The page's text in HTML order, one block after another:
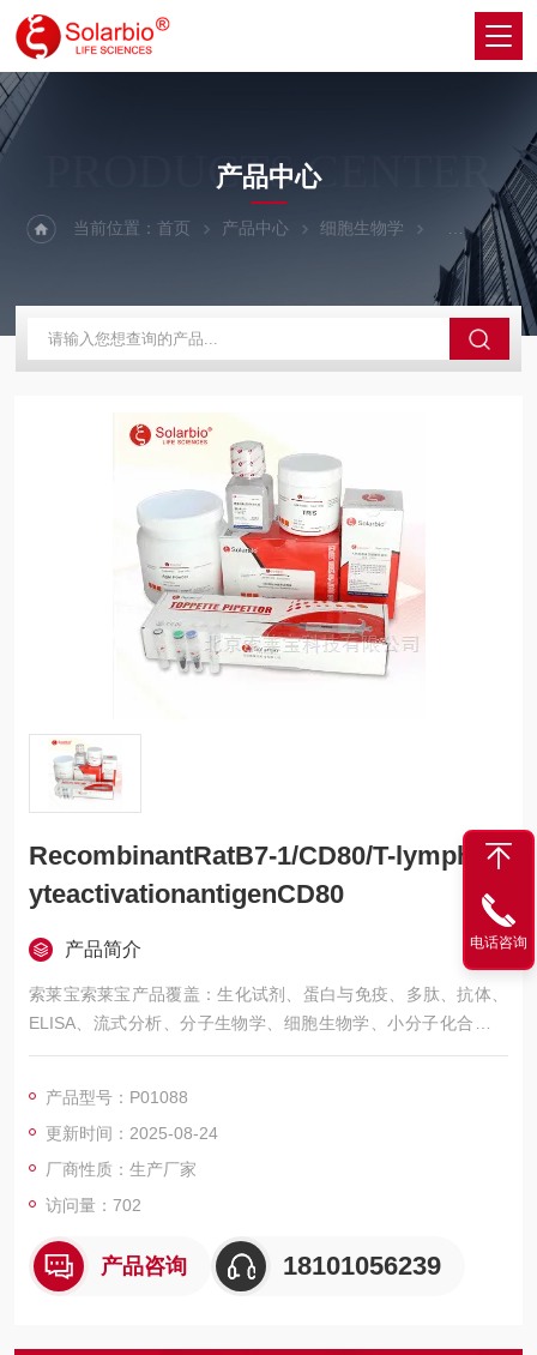
PRODUCTS CENTER
产品中心
当前位置：首页 产品中心 细胞生物学 细胞生长因子
RecombinantRatB7-1/CD80/T-lymphoc
yteactivationantigenCD80
产品简介
索莱宝索莱宝产品覆盖：生化试剂、蛋白与免疫、多肽、抗体、
ELISA、流式分析、分子生物学、细胞生物学、小分子化合物、
生化试剂盒、染色试剂、分析标准品、微生物培养、层析介质、
1/CD80/T-lymphocyteactivationantigenCD80
产品型号：P01088
更新时间：2025-08-24
厂商性质：生产厂家
访问量：702
产品咨询 18101056239
电话咨询